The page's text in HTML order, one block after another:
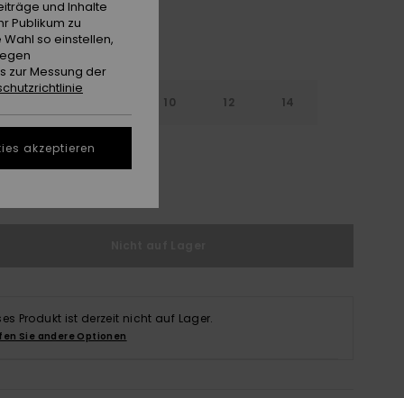
10 12 14
Produkt ist derzeit nicht auf Lager.
Sie andere Optionen
und Inhalte
Publikum zu
so einstellen,
zur Messung der
akzeptieren